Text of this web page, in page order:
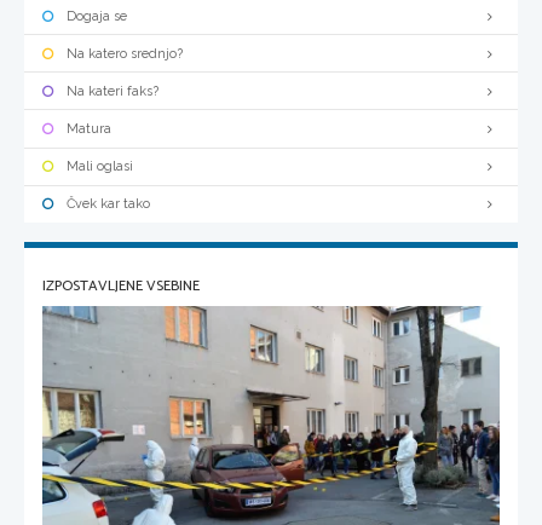
Dogaja se
Na katero srednjo?
Na kateri faks?
Matura
Mali oglasi
Čvek kar tako
IZPOSTAVLJENE VSEBINE